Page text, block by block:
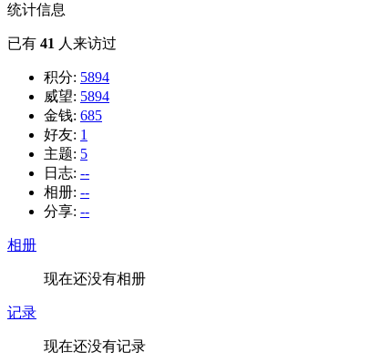
统计信息
已有 41 人来访过
积分: 5894
威望: 5894
金钱: 685
好友: 1
主题: 5
日志: --
相册: --
分享: --
相册
现在还没有相册
记录
现在还没有记录